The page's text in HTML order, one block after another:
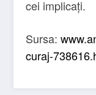
cei implicați.
Sursa:
curaj-